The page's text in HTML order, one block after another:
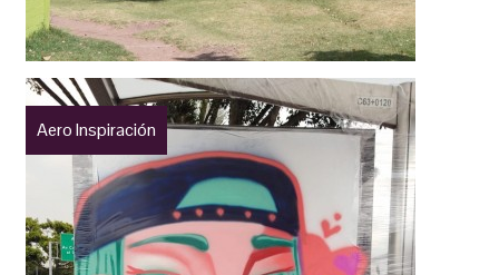
Aero Inspiración